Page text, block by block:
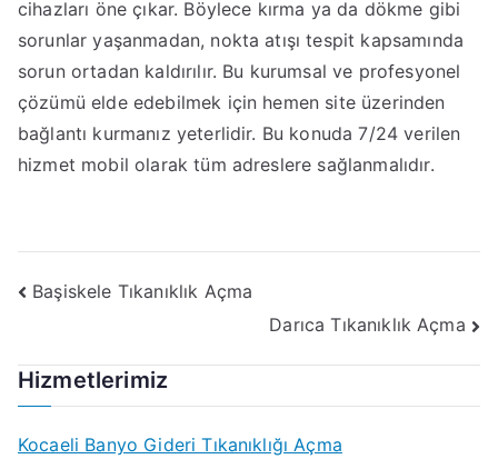
cihazları öne çıkar. Böylece kırma ya da dökme gibi
sorunlar yaşanmadan, nokta atışı tespit kapsamında
sorun ortadan kaldırılır. Bu kurumsal ve profesyonel
çözümü elde edebilmek için hemen site üzerinden
bağlantı kurmanız yeterlidir. Bu konuda 7/24 verilen
hizmet mobil olarak tüm adreslere sağlanmalıdır.
Yazı
Başiskele Tıkanıklık Açma
Darıca Tıkanıklık Açma
Hizmetlerimiz
Kocaeli Banyo Gideri Tıkanıklığı Açma